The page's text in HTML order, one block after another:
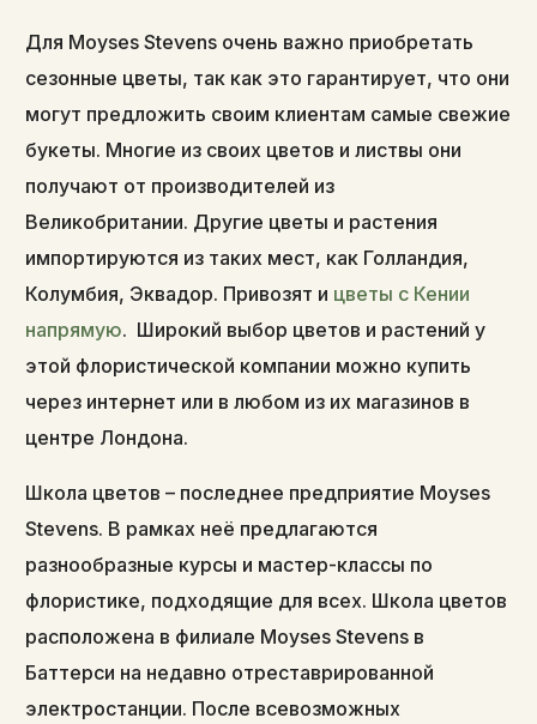
Для Moyses Stevens очень важно приобретать
сезонные цветы, так как это гарантирует, что они
могут предложить своим клиентам самые свежие
букеты. Многие из своих цветов и листвы они
получают от производителей из
Великобритании. Другие цветы и растения
импортируются из таких мест, как Голландия,
Колумбия, Эквадор. Привозят и цветы с Кении
напрямую. Широкий выбор цветов и растений у
этой флористической компании можно купить
через интернет или в любом из их магазинов в
центре Лондона.
Школа цветов – последнее предприятие Moyses
Stevens. В рамках неё предлагаются
разнообразные курсы и мастер-классы по
флористике, подходящие для всех. Школа цветов
расположена в филиале Moyses Stevens в
Баттерси на недавно отреставрированной
электростанции. После всевозможных